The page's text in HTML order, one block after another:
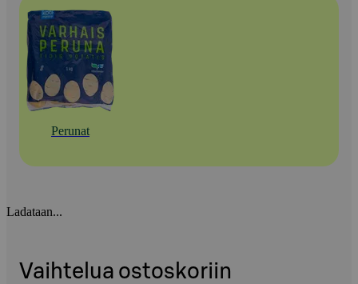
Perunat
Ladataan...
Vaihtelua ostoskoriin